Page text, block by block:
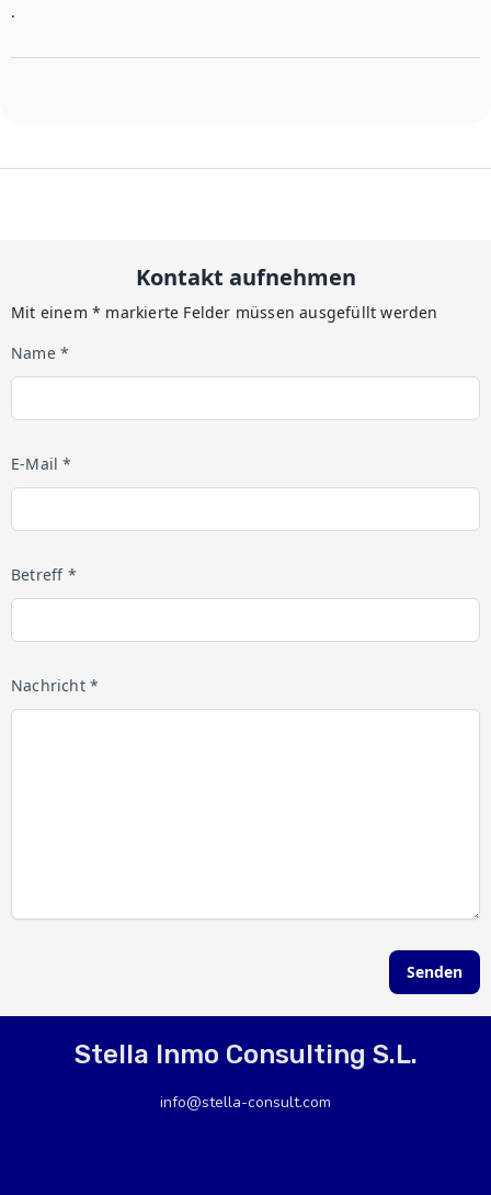
.
Kontakt aufnehmen
Mit einem * markierte Felder müssen ausgefüllt werden
Name *
E-Mail *
Betreff *
Nachricht *
Senden
Stella Inmo Consulting S.L.
info@stella-consult.com